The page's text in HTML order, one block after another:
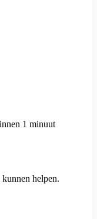
1 minuut
helpen.